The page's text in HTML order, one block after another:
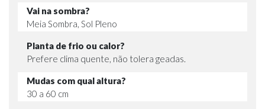
Vai na sombra?
Meia Sombra, Sol Pleno
Planta de frio ou calor?
Prefere clima quente, não tolera geadas.
Mudas com qual altura?
30 a 60 cm